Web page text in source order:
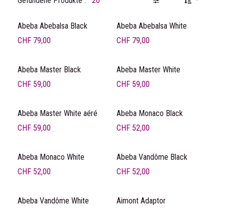
Abeba Abebalsa Black
CHF 79,00
Abeba Abebalsa White
CHF 79,00
Abeba Master Black
CHF 59,00
Abeba Master White
CHF 59,00
Abeba Master White aéré
CHF 59,00
Abeba Monaco Black
CHF 52,00
Abeba Monaco White
CHF 52,00
Abeba Vandôme Black
CHF 52,00
Abeba Vandôme White
Aimont Adaptor